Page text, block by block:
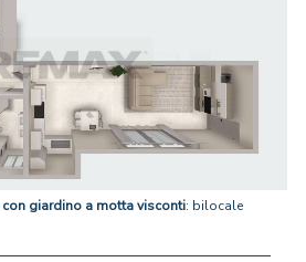
con giardino a mottavisconti: bilocale